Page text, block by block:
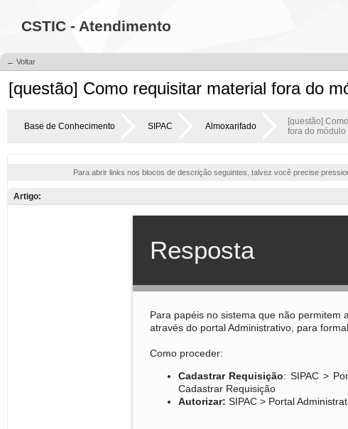
CSTIC - Atendimento
← Voltar
[questão] Como requisitar material fora do
Base de Conhecimento SIPAC Almoxarifado
[questão]
fora do
Para abrir links nos blocos de descrição seguintes, talvez você precise
Artigo: